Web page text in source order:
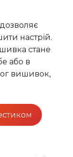
настрій.
стане
або в
вишивок,